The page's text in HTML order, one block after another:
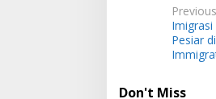
P
o
s
t
Pesiar
Don't Miss